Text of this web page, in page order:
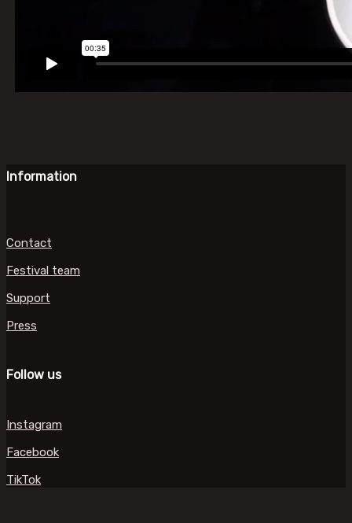
Information
Contact
Festival team
Support
Press
Follow us
Instagram
Facebook
TikTok